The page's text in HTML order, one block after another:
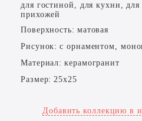
для гостиной, для кухни,
прихожей
Поверхность: матовая
Рисунок: с орнаментом,
Материал: керамогранит
Размер: 25x25
Добавить коллекцию в